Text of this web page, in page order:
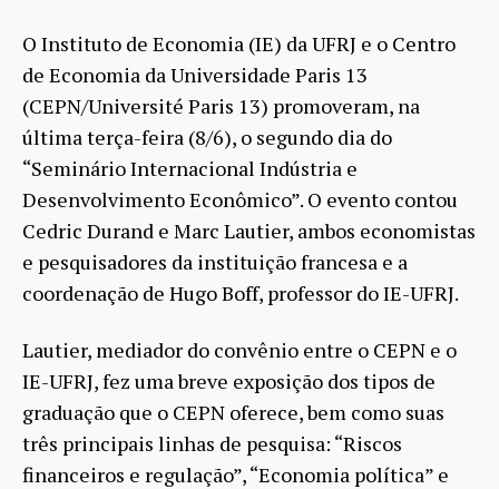
O Instituto de Economia (IE) da UFRJ e o Centro
de Economia da Universidade Paris 13
(CEPN/Université Paris 13) promoveram, na
última terça-feira (8/6), o segundo dia do
“Seminário Internacional Indústria e
Desenvolvimento Econômico”. O evento contou
Cedric Durand e Marc Lautier, ambos economistas
e pesquisadores da instituição francesa e a
coordenação de Hugo Boff, professor do IE-UFRJ.
Lautier, mediador do convênio entre o CEPN e o
IE-UFRJ, fez uma breve exposição dos tipos de
graduação que o CEPN oferece, bem como suas
três principais linhas de pesquisa: “Riscos
financeiros e regulação”, “Economia política” e